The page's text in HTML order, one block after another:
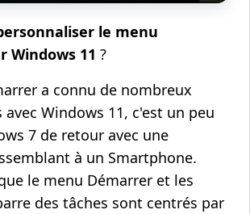
le menu
Windows 11 ?
a connu de nombreux
Windows 11, c'est un peu
7 de retour avec une
à un Smartphone.
le menu Démarrer et les
des tâches sont centrés par